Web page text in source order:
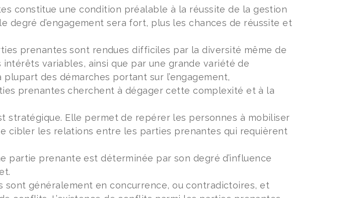
constitue une condition préalable à la réussite de la gestion
degré d’engagement sera fort, plus les chances de réussite et
prenantes sont rendues difficiles par la diversité même de
intérêts variables, ainsi que par une grande variété de
des démarches portant sur l’engagement,
prenantes cherchent à dégager cette complexité et à la
stratégique. Elle permet de repérer les personnes à mobiliser
cibler les relations entre les parties prenantes qui requièrent
partie prenante est déterminée par son degré d’influence
sont généralement en concurrence, ou contradictoires, et